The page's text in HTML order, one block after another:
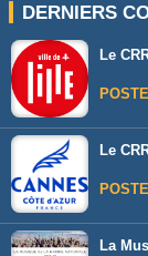
DERNIERS
Le
Le
La